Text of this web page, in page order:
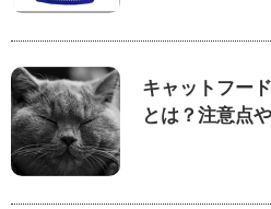
キャットフー
とは？注意点